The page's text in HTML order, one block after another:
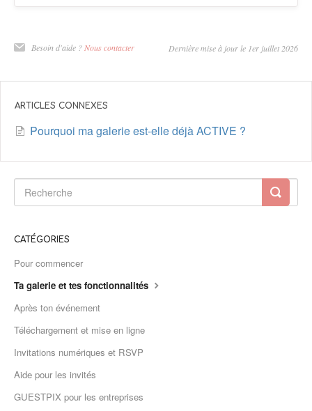
Besoin d'aide ?Nous contacter Dernière mise à jour le 1er juillet 2026
ARTICLES CONNEXES
Pourquoi ma galerie est-elle déjà ACTIVE ?
CATÉGORIES
Pour commencer
Ta galerie et tes fonctionnalités
Après ton événement
Téléchargement et mise en ligne
Invitations numériques et RSVP
Aide pour les invités
GUESTPIX pour les entreprises